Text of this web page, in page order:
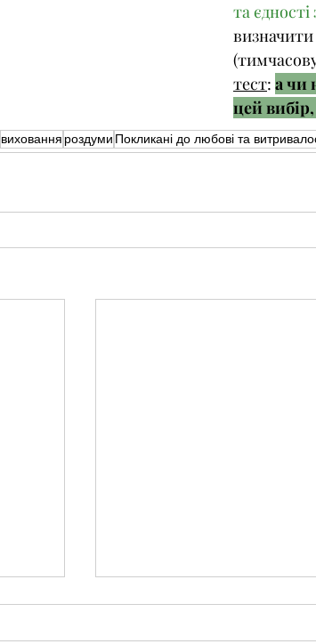
та
тест: а чи
цей
виховання роздуми Покликані до любові та